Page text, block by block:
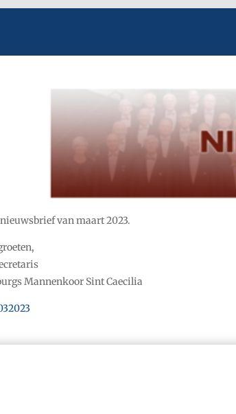
van maart 2023.
Mannenkoor Sint Caecilia